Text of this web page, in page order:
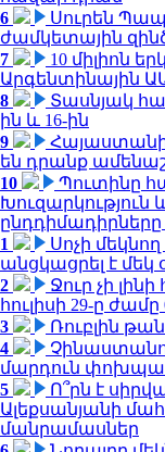
6
Սուրեն
ժամկետային
7
10 միլիոն
Արգենտինային
8
Տասնյակ
ին և 16-ին
9
են դրանք
10
Պուտինը
Խուզարկություն
ընդդիմադիրները
1
Սոչի
անցկացրել է մեկ
2
Ջուր չի
հուլիսի 29-ը ժամը
3
Ռուբլին
4
մարդուն
5
Ո՞րն է
Ալեքսանյանի
մանրամասներ